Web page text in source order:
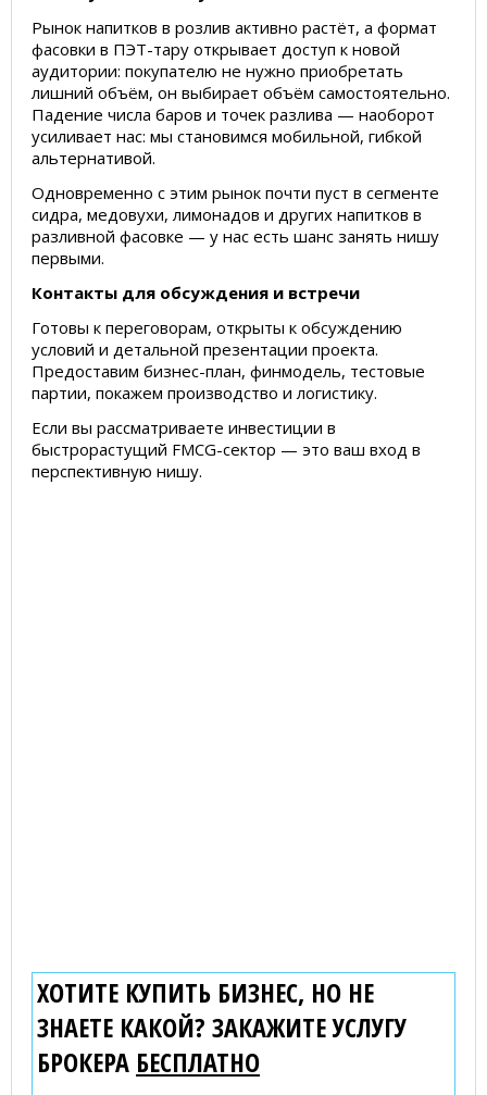
Рынок напитков в розлив активно растёт, а формат
фасовки в ПЭТ-тару открывает доступ к новой
аудитории: покупателю не нужно приобретать
лишний объём, он выбирает объём самостоятельно.
Падение числа баров и точек разлива — наоборот
усиливает нас: мы становимся мобильной, гибкой
альтернативой.
Одновременно с этим рынок почти пуст в сегменте
сидра, медовухи, лимонадов и других напитков в
разливной фасовке — у нас есть шанс занять нишу
первыми.
Контакты для обсуждения и встречи
Готовы к переговорам, открыты к обсуждению
условий и детальной презентации проекта.
Предоставим бизнес-план, финмодель, тестовые
партии, покажем производство и логистику.
Если вы рассматриваете инвестиции в
быстрорастущий FMCG-сектор — это ваш вход в
перспективную нишу.
ХОТИТЕ КУПИТЬ БИЗНЕС, НО НЕ
ЗНАЕТЕ КАКОЙ? ЗАКАЖИТЕ УСЛУГУ
БРОКЕРА БЕСПЛАТНО